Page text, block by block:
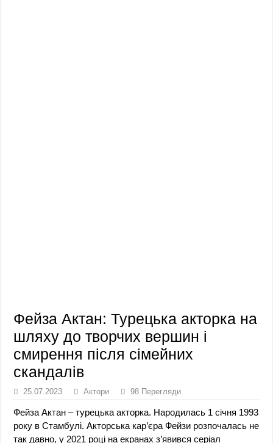
Фейза Актан: Турецька акторка на
шляху до творчих вершин і
смирення після сімейних
скандалів
25.07.2023 Актори 98 Перегляди
Фейза Актан – турецька акторка. Народилась 1 січня 1993
року в Стамбулі. Акторська кар’єра Фейзи розпочалась не
так давно, у 2021 році на екранах з’явився серіал